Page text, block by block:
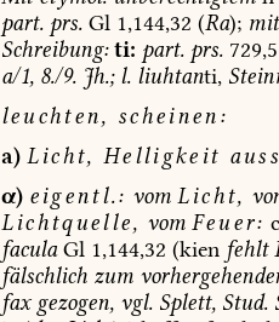
part.prs.Gl 1,144,32 (Ra); mit
Schreibung: ti: part.prs.
a/1,8./9.Jh.;l.liuhtanti,
leuchten, scheinen:
a) Licht, Helligkeit
α) eigentl.: vom Licht,
Lichtquelle, vom Feuer:
faculaGl1,144,32 (kien fehlt
fälschlichzum
fax gezogen,vgl.Splett,Stud.